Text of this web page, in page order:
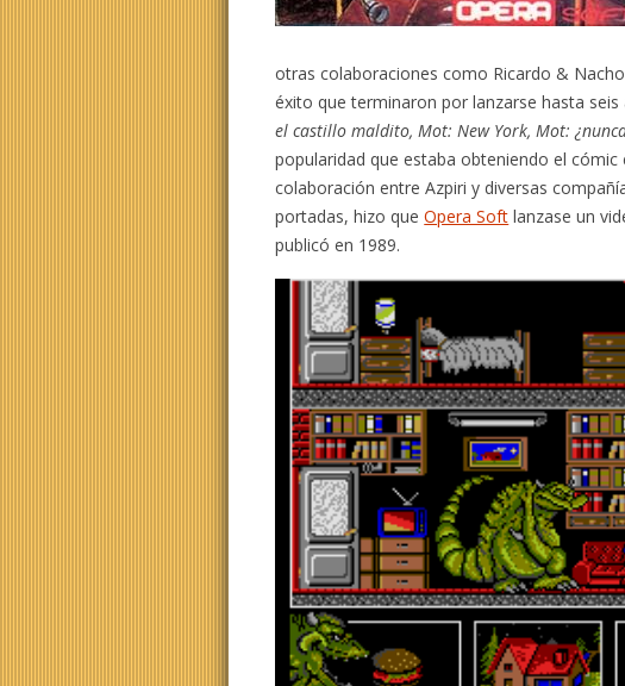
otras colaboraciones como Ricardo &
éxito que terminaron por lanzarse hasta seis
el castillo maldito, Mot: New York, Mot:
popularidad que estaba obteniendo el
colaboración entre Azpiri y diversas
portadas, hizo queOpera Soft lanzase un
publicó en 1989.